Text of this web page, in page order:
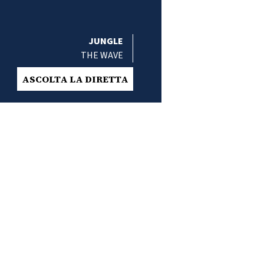
JUNGLE
THE WAVE
ASCOLTA LA DIRETTA